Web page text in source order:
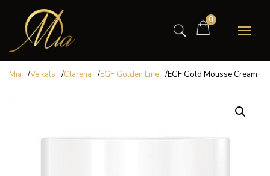
0
Mia /Veikals /Clarena /EGF Golden Line /EGF Gold Mousse Cream